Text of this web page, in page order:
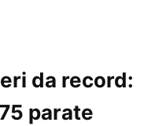
da record:
parate